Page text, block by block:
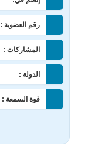
رقم العضوية :
المشاركات :
الدولة :
قوة السمعة :